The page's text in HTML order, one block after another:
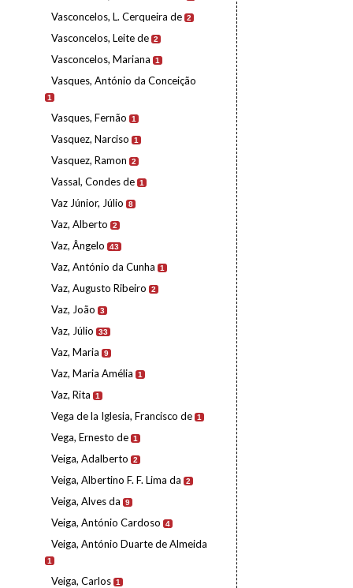
Vasconcelos, L. Cerqueira de 2
Vasconcelos, Leite de 2
Vasconcelos, Mariana 1
Vasques, António da Conceição
1
Vasques, Fernão 1
Vasquez, Narciso 1
Vasquez, Ramon 2
Vassal, Condes de 1
Vaz Júnior, Júlio 8
Vaz, Alberto 2
Vaz, Ângelo 43
Vaz, António da Cunha 1
Vaz, Augusto Ribeiro 2
Vaz, João 3
Vaz, Júlio 33
Vaz, Maria 9
Vaz, Maria Amélia 1
Vaz, Rita 1
Vega de la Iglesia, Francisco de 1
Vega, Ernesto de 1
Veiga, Adalberto 2
Veiga, Albertino F. F. Lima da 2
Veiga, Alves da 9
Veiga, António Cardoso 4
Veiga, António Duarte de Almeida
1
Veiga, Carlos 1